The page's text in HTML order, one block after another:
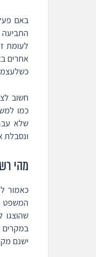
באם
התביעה
לעומת
אחרים
חשוב
כמו
שלא
ונסבלת
מהי
כאמור
המשפט
שהוצגו
במקרים
ישנם